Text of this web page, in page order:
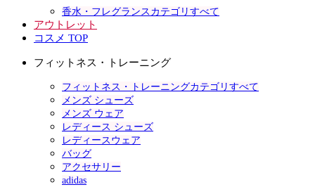
香水・フレグランスカテゴリすべて
アウトレット
コスメ TOP
フィットネス・トレーニング
フィットネス・トレーニングカテゴリすべて
メンズ シューズ
メンズ ウェア
レディース シューズ
レディースウェア
バッグ
アクセサリー
adidas